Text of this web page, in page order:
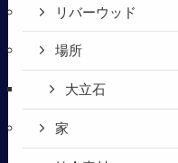
リバーウッド
場所
大立石
家